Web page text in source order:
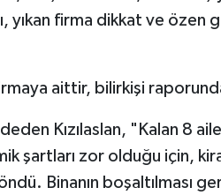
yıkan firma dikkat ve
aittir, bilirkişi
Kızılaslan, "Kalan 8
şartları zor olduğu için,
Binanın boşaltılması